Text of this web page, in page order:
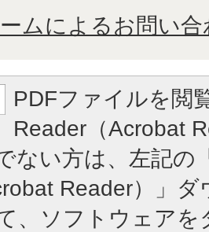
ムによるお問い合
PDFファイルを閲
Reader（Acrobat
ない方は、左記の
Reader）」
、ソフトウェア